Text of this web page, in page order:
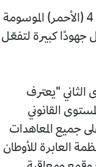
وكانت الجزائر في الأعوام 2015، 2016، ثم 2020 و2021 في الفئة 4 (الأحمر) الموسومة
جهودًا كبيرة لتفعّل
الثاني "يعترف
القانوني
جميع المعاهدات
العابرة للأوطان